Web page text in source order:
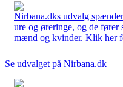
Nirbana.dks udvalg
ure og øreringe, og de
mænd og kvinder. Klik her
Se udvalget på Nirbana.dk